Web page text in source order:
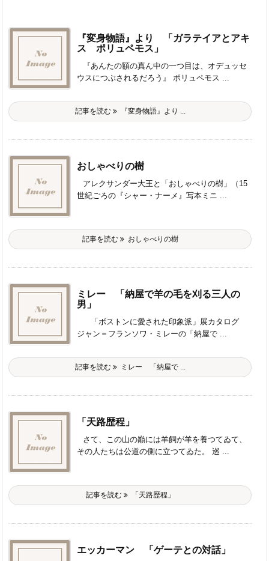
『変身物語』より 「ガラテイアとアキ
ス ポリュペモス」
『あんたの額の真ん中の一つ目は、オデュッセ
ウスにつぶされるだろう』 ポリュペモス ...
記事を読む 『変身物語』より ...
おしゃべりの樹
アレクサンダー大王と「おしゃべりの樹」（15
世紀ごろの『シャー・ナーメ』写本ミニ ...
記事を読む おしゃべりの樹
ミレー 「納屋で羊の毛を刈る三人の
男」
「ボストンに愛された印象派」展カタログ
ジャン＝フランソワ・ミレーの「納屋で ...
記事を読む ミレー 「納屋で ...
「天路歴程」
さて、この山の巓には羊飼が羊を養つてゐて、
その人たちは公道の側に立つてゐた。 巡 ...
記事を読む 「天路歴程」
エッカーマン 「ゲーテとの対話」